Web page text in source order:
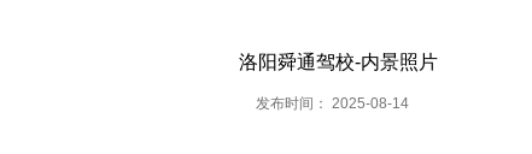
洛阳舜通驾校-内景照片
发布时间： 2025-08-14